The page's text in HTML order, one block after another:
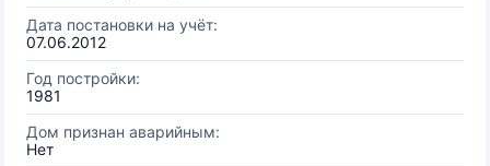
Дата постановки на учёт:
07.06.2012
Год постройки:
1981
Дом признан аварийным:
Нет